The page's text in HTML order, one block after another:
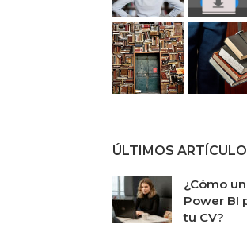
ÚLTIMOS
¿Cómo
Power BI
tu CV?